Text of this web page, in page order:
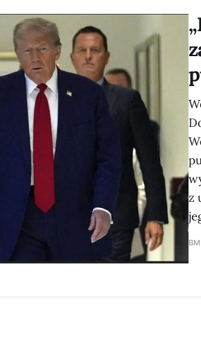
porozumienia z Moskwą
z